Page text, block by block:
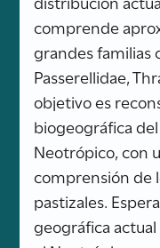
comprende
grandes familias
Passerellidae,
objetivo es
biogeográfica
Neotrópico, con
comprensión de
pastizales.
geográfica